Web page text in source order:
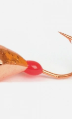
pop-up-tält?